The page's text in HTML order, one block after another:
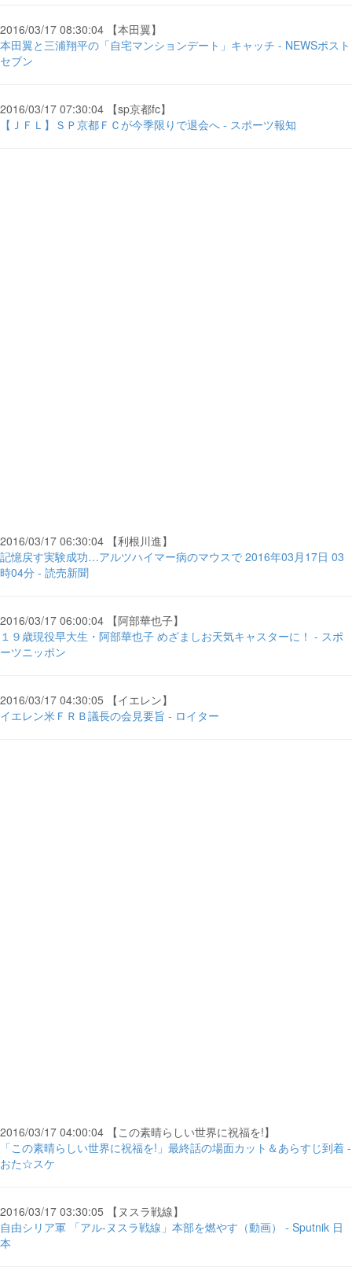
2016/03/17 08:30:04 【本田翼】
本田翼と三浦翔平の「自宅マンションデート」キャッチ - NEWSポスト
セブン
2016/03/17 07:30:04 【sp京都fc】
【ＪＦＬ】ＳＰ京都ＦＣが今季限りで退会へ - スポーツ報知
2016/03/17 06:30:04 【利根川進】
記憶戻す実験成功…アルツハイマー病のマウスで 2016年03月17日 03
時04分 - 読売新聞
2016/03/17 06:00:04 【阿部華也子】
１９歳現役早大生・阿部華也子 めざましお天気キャスターに！ - スポ
ーツニッポン
2016/03/17 04:30:05 【イエレン】
イエレン米ＦＲＢ議長の会見要旨 - ロイター
2016/03/17 04:00:04 【この素晴らしい世界に祝福を!】
「この素晴らしい世界に祝福を!」最終話の場面カット＆あらすじ到着 -
おた☆スケ
2016/03/17 03:30:05 【ヌスラ戦線】
自由シリア軍 「アル-ヌスラ戦線」本部を燃やす（動画） - Sputnik 日
本